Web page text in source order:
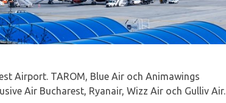
Airport. TAROM, Blue Air och Animawings
Air Bucharest, Ryanair, Wizz Air och Gulliv Air.